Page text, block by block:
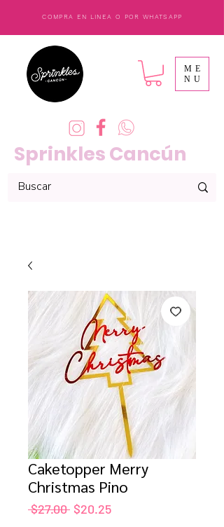
COMPRA EN LINEA O POR WHATSAPP
Sprinkles Cancún
ME
NU
Caketopper Merry
Christmas Pino
$27.00 Precio
$20.25Precio